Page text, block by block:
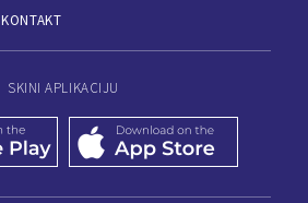
KONTAKT
SKINI APLIKACIJU